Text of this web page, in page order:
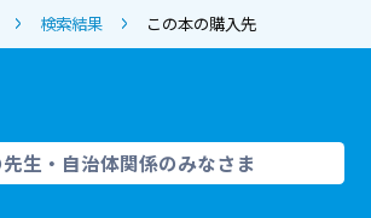
検索結果 この本の購入先
生・自治体関係のみなさま